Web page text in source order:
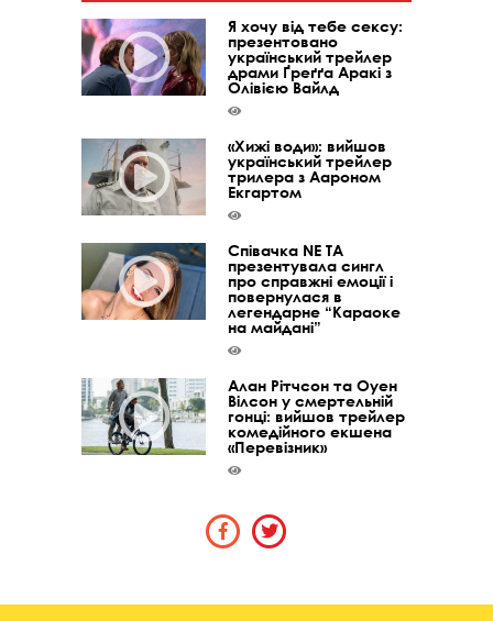
Я хочу від тебе сексу:
презентовано
український трейлер
драми Ґреґґа Аракі з
Олівією Вайлд
«Хижі води»: вийшов
український трейлер
трилера з Аароном
Екгартом
Співачка NE TA
презентувала сингл
про справжні емоції і
повернулася в
легендарне “Караоке
на майдані”
Алан Рітчсон та Оуен
Вілсон у смертельній
гонці: вийшов трейлер
комедійного екшена
«Перевізник»